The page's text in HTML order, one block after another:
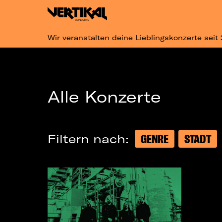
Wir veranstalten deine Lieblingskonzerte seit
Alle Konzerte
Filtern nach: GENRE STADT